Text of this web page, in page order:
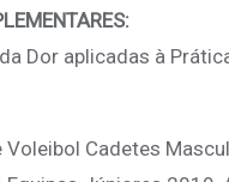
Dor aplicadas à
Cadetes